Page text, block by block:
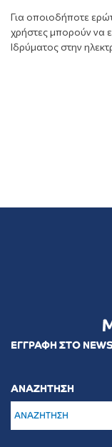
Για οποιοδήποτε
χρήστες μπορούν να
Ιδρύματος στην
ΕΓΓΡΑΦΗ ΣΤΟ
ΑΝΑΖΗΤΗΣΗ